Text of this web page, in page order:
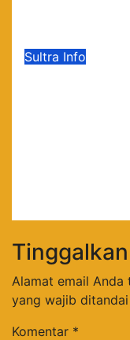
Sultra Info
Alamat email
yang wajib ditandai
Komentar *